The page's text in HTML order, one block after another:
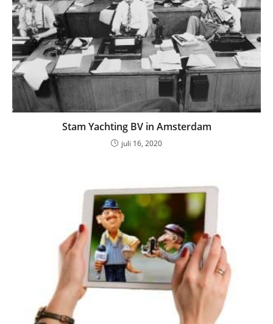
Stam Yachting BV in Amsterdam
juli 16, 2020